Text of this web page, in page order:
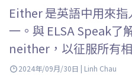
Either 是英語中用來
一。與 ELSA Speak了
neither，以征服所有
takeaways Either 用於
2024年/09月/30日 | Linh Chau